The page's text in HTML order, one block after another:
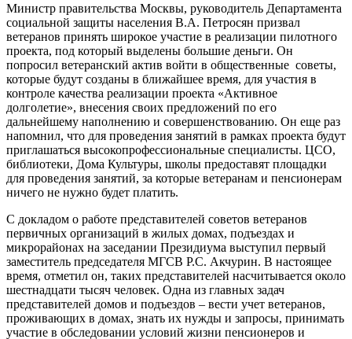
Министр правительства Москвы, руководитель Департамента
социальной защиты населения В.А. Петросян призвал
ветеранов принять широкое участие в реализации пилотного
проекта, под который выделены большие деньги. Он
попросил ветеранский актив войти в общественные советы,
которые будут созданы в ближайшее время, для участия в
контроле качества реализации проекта «Активное
долголетие», внесения своих предложений по его
дальнейшему наполнению и совершенствованию. Он еще раз
напомнил, что для проведения занятий в рамках проекта будут
приглашаться высокопрофессиональные специалисты. ЦСО,
библиотеки, Дома Культуры, школы предоставят площадки
для проведения занятий, за которые ветеранам и пенсионерам
ничего не нужно будет платить.
С докладом о работе представителей советов ветеранов
первичных организаций в жилых домах, подъездах и
микрорайонах на заседании Президиума выступил первый
заместитель председателя МГСВ Р.С. Акчурин. В настоящее
время, отметил он, таких представителей насчитывается около
шестнадцати тысяч человек. Одна из главных задач
представителей домов и подъездов – вести учет ветеранов,
проживающих в домах, знать их нужды и запросы, принимать
участие в обследовании условий жизни пенсионеров и